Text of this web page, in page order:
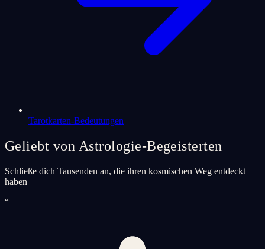
Tarotkarten-Bedeutungen
Geliebt von Astrologie-Begeisterten
Schließe dich Tausenden an, die ihren kosmischen Weg entdeckt
haben
“